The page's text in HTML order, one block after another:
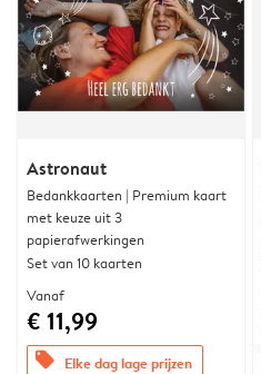
Astronaut
Bedankkaarten | Premium kaart
met keuze uit 3
papierafwerkingen
Set van 10 kaarten
Vanaf
€ 11,99
offers Elke dag lage prijzen